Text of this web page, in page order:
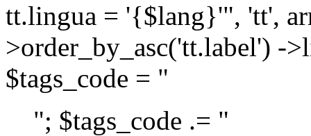
tt.lingua = '{$lang}'", 'tt',
>order_by_asc('tt.label') -
$tags_code = "
"; $tags_code .= "